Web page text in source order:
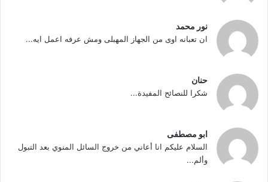
نور محمد
ان تعبانه اوى من الجهاز المهبلى ومش عرفه اعمل ايه...
حنان
شكرا للنصائح المفيدة...
ابو مصطفى
السلام عليكم انا أعاني من خروج السائل المنوي بعد التبول
وألم...